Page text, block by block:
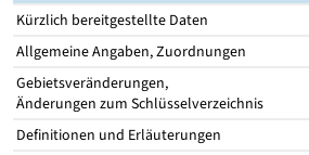
Kürzlich bereitgestellte Daten
Allgemeine Angaben, Zuordnungen
Gebietsveränderungen,
Änderungen zum Schlüsselverzeichnis
Definitionen und Erläuterungen